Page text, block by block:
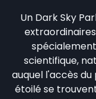
Un Dark Sky
scientifique,
auquel l'accès du
étoilé se